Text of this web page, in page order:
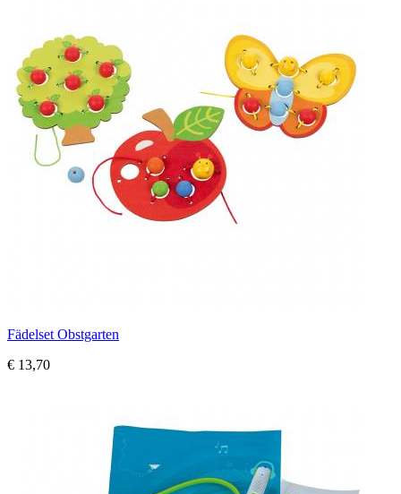
Fädelset Obstgarten
€ 13,70